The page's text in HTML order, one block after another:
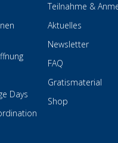
Days
Teilnahme &
Aktuelles
Newsletter
FAQ
Gratismaterial
Shop